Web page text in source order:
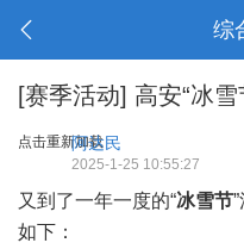
综
[赛季活动] 高安“冰
点击重新加载
阿达民
2025-1-25 10:55:27
又到了一年一度的“冰雪节
如下：